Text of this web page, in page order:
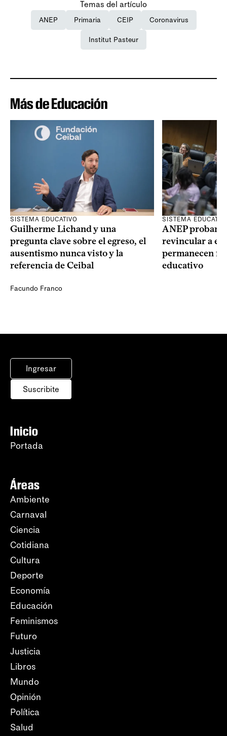
Temas del artículo
ANEP Primaria CEIP Coronavirus
Institut Pasteur
Más de Educación
SISTEMA EDUCATIVO
Guilherme Lichand y una
pregunta clave sobre el egreso, el
ausentismo nunca visto y la
referencia de Ceibal
Facundo Franco
SISTEMA
ANEP probará
revincular a
permanecen
educativo
Ingresar
Suscribite
Inicio
Portada
Áreas
Ambiente
Carnaval
Ciencia
Cotidiana
Cultura
Deporte
Economía
Educación
Feminismos
Futuro
Justicia
Libros
Mundo
Opinión
Política
Salud